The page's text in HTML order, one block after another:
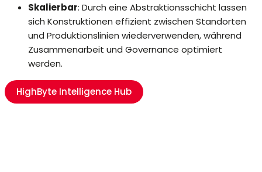
Skalierbar: Durch eine Abstraktionsschicht lassen
sich Konstruktionen effizient zwischen Standorten
und Produktionslinien wiederverwenden, während
Zusammenarbeit und Governance optimiert
werden.
HighByte Intelligence Hub